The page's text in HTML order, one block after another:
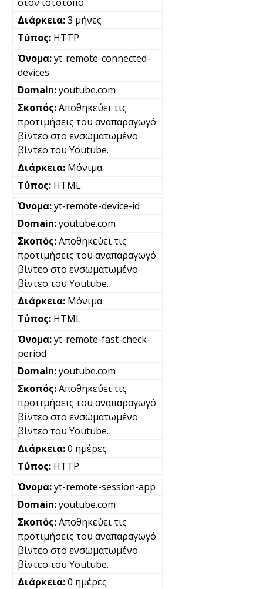
3 μήνες
HTTP
yt-remote-connected-
devices
youtube.com
Αποθηκεύει τις
προτιμήσεις του αναπαραγωγό
βίντεο στο ενσωματωμένο
βίντεο του Youtube.
Μόνιμα
HTML
yt-remote-device-id
youtube.com
Αποθηκεύει τις
προτιμήσεις του αναπαραγωγό
βίντεο στο ενσωματωμένο
βίντεο του Youtube.
Μόνιμα
HTML
yt-remote-fast-check-
period
youtube.com
Αποθηκεύει τις
προτιμήσεις του αναπαραγωγό
βίντεο στο ενσωματωμένο
βίντεο του Youtube.
0 ημέρες
HTTP
yt-remote-session-app
youtube.com
Αποθηκεύει τις
προτιμήσεις του αναπαραγωγό
βίντεο στο ενσωματωμένο
βίντεο του Youtube.
0 ημέρες